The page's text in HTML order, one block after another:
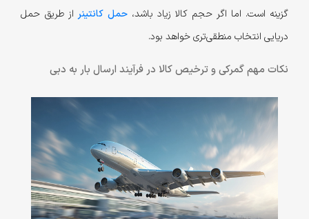
گزینه است. اما اگر حجم کالا زیاد باشد، حمل کانتینراز طریق حمل
دریایی انتخاب منطقی‌تری خواهد بود.
نکات مهم گمرکی و ترخیص کالا در فرآیند ارسال بار به دبی